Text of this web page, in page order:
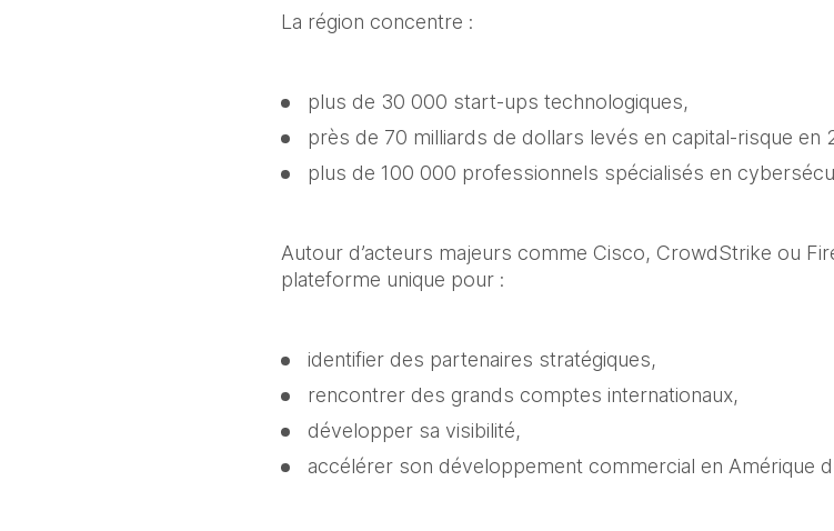
La région concentre :
plus de 30 000 start-ups technologiques,
près de 70 milliards de dollars levés en capital-risque en
plus de 100 000 professionnels spécialisés en
Autour d’acteurs majeurs comme Cisco, CrowdStrike ou
plateforme unique pour :
identifier des partenaires stratégiques,
rencontrer des grands comptes internationaux,
développer sa visibilité,
accélérer son développement commercial en Amérique